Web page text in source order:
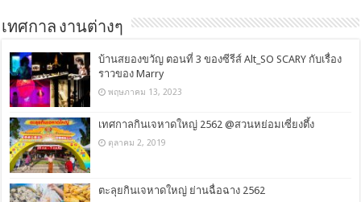
เทศกาล งานต่างๆ
บ้านสยองขวัญ ตอนที่ 3 ของซีรีส์ Alt_SO SCARY กับเรื่อง
ราวของ Marry
พฤษภาคม 13, 2023
เทศกาลกินเจหาดใหญ่ 2562 @สวนหย่อมเซี่ยงตึ้ง
ตุลาคม 2, 2019
ตะลุยกินเจหาดใหญ่ ย่านฉื่อฉาง 2562